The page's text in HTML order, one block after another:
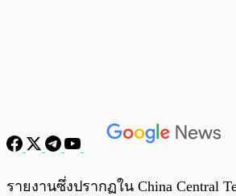
พร้อมเล่น
รายงานซึ่งปรากฏใน China Central